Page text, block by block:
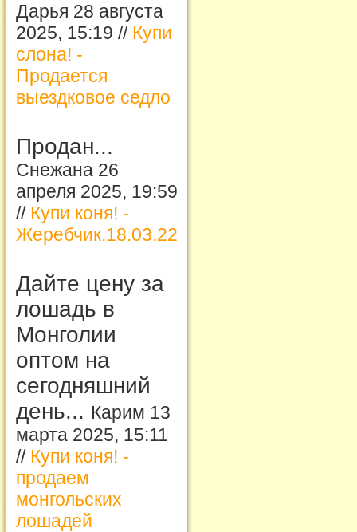
Дарья 28 августа
2025, 15:19 // Купи
слона! -
Продается
выездковое седло
Продан...
Снежана 26
апреля 2025, 19:59
// Купи коня! -
Жеребчик.18.03.22
Дайте цену за
лошадь в
Монголии
оптом на
сегодняшний
день... Карим 13
марта 2025, 15:11
// Купи коня! -
продаем
монгольских
лошадей